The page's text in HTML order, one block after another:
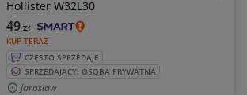
Hollister W32L30
KUP TERAZ
49zł
CZĘSTO SPRZEDAJE
SPRZEDAJĄCY: OSOBA PRYWATNA
Jarosław